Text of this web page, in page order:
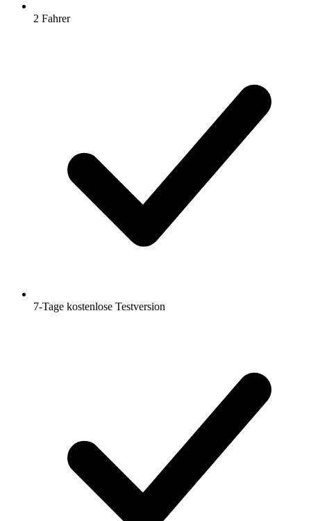
2 Fahrer
7-Tage kostenlose Testversion